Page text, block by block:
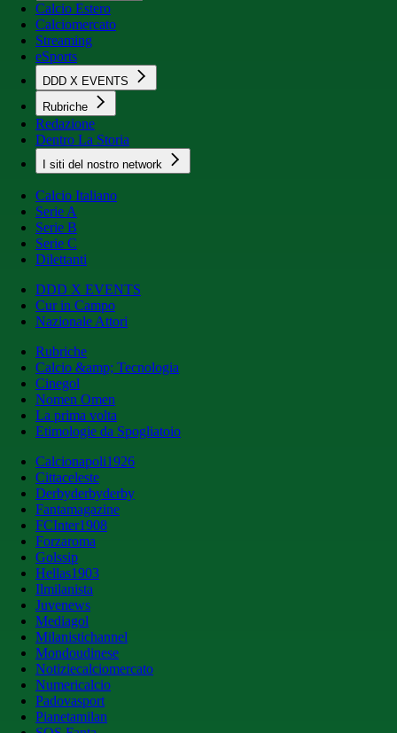
Calcio Estero
Calciomercato
Streaming
eSports
DDD X EVENTS
Rubriche
Redazione
Dentro La Storia
I siti del nostro network
Calcio Italiano
Serie A
Serie B
Serie C
Dilettanti
DDD X EVENTS
Cur in Campo
Nazionale Attori
Rubriche
Calcio &amp; Tecnologia
Cinegol
Nomen Omen
La prima volta
Etimologie da Spogliatoio
Calcionapoli1926
Cittaceleste
Derbyderbyderby
Fantamagazine
FCInter1908
Forzaroma
Golssip
Hellas1903
Ilmilanista
Juvenews
Mediagol
Milanistichannel
Mondoudinese
Notiziecalciomercato
Numericalcio
Padovasport
Pianetamilan